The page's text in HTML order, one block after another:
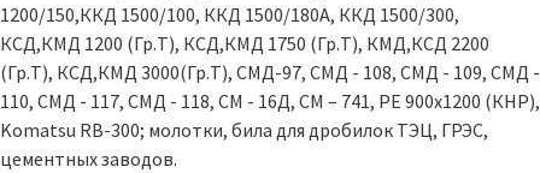
1200/150,ККД 1500/100, ККД 1500/180А, ККД 1500/300,
КСД,КМД 1200 (Гр.Т), КСД,КМД 1750 (Гр.Т), КМД,КСД 2200
(Гр.Т), КСД,КМД 3000(Гр.Т), СМД-97, СМД - 108, СМД - 109, СМД -
110, СМД - 117, СМД - 118, СМ - 16Д, СМ – 741, РЕ 900х1200 (КНР),
Komatsu RB-300; молотки, била для дробилок ТЭЦ, ГРЭС,
цементных заводов.